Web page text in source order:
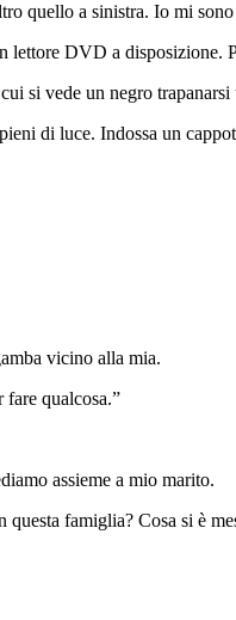
quello a sinistra. Io mi
DVD a disposizione.
si vede un negro trapanarsi
di luce. Indossa un
vicino alla mia.
qualcosa.”
assieme a mio marito.
famiglia? Cosa si è